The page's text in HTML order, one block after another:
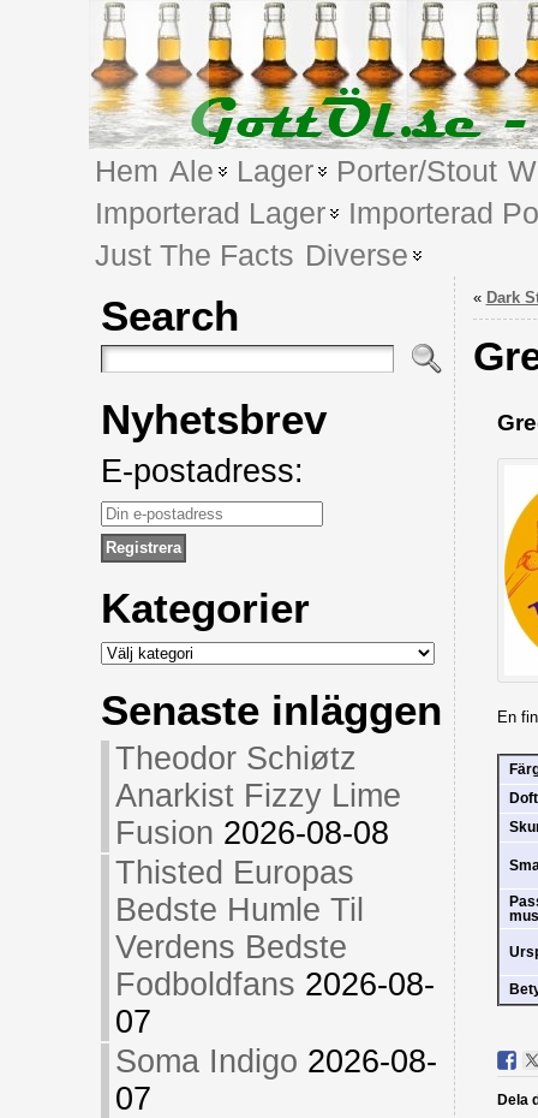
Hem Ale Lager Porter/Stout
Importerad Lager
Importerad
Just The Facts Diverse
Search
Nyhetsbrev
E-postadress:
Kategorier
Kategorier
Senaste inläggen
Theodor Schiøtz
Anarkist Fizzy Lime
Fusion 2026-08-08
Thisted Europas
Bedste Humle Til
Verdens Bedste
Fodboldfans 2026-08-
07
Soma Indigo 2026-08-
07
« Dark
En
Doft
Dela